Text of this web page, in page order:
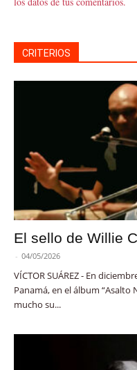
CRITERIOS
El sello de Willie
- 04/05/2026
VÍCTOR SUÁREZ - En
Panamá, en el álbum “Asalto
mucho su...